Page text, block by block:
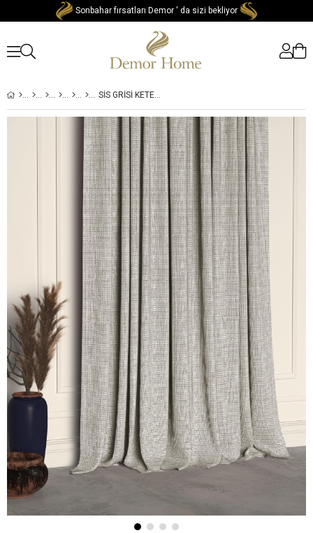
Sonbahar fırsatları Demor ' da sizi bekliyor
SIS GRISI KETEN DOKULU YÜKSEK KALITE FON PERDE EKSTRAFOR BÜZGÜLÜ